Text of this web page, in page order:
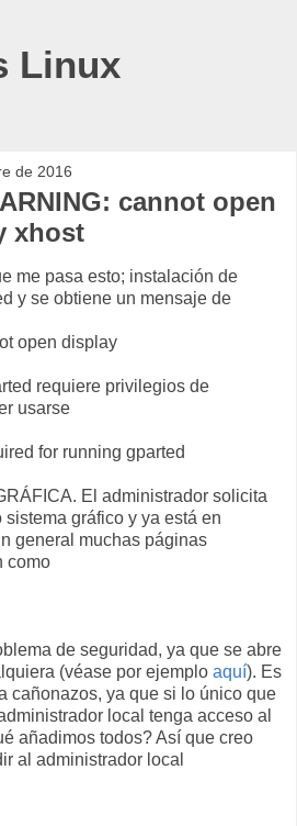
Linux
de 2016
cannot open
xhost
me pasa esto; instalación de
y se obtiene un mensaje de
open display
requiere privilegios de
usarse
for running gparted
El administrador solicita
sistema gráfico y ya está en
general muchas páginas
como
de seguridad, ya que se abre
(véase por ejemplo aquí). Es
cañonazos, ya que si lo único que
local tenga acceso al
añadimos todos? Así que creo
al administrador local